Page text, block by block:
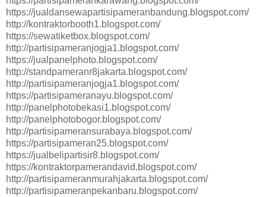
https://jualdansewapartisipameranbandung.blogspot.com/
http://kontraktorbooth1.blogspot.com/
https://sewatiketbox.blogspot.com/
http://partisipameranjogja1.blogspot.com/
https://jualpanelphoto.blogspot.com/
http://standpameranr8jakarta.blogspot.com/
http://partisipameranjogja1.blogspot.com/
https://partisipameranayu.blogspot.com/
http://panelphotobekasi1.blogspot.com/
http://panelphotobogor.blogspot.com/
http://partisipameransurabaya.blogspot.com/
https://partisipameran25.blogspot.com/
https://jualbelipartisir8.blogspot.com/
https://kontraktorpamerandavid.blogspot.com/
http://partisipameranmurahjakarta.blogspot.com/
http://partisipameranpekanbaru.blogspot.com/